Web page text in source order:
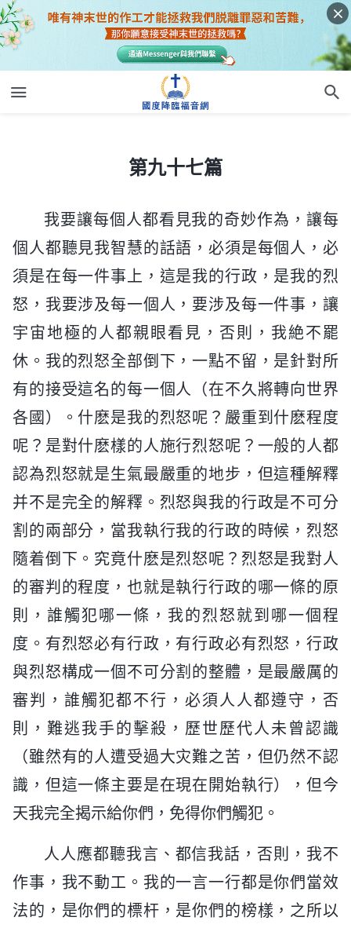
第九十七篇
我要讓每個人都看見我的奇妙作為，讓每
個人都聽見我智慧的話語，必須是每個人，必
須是在每一件事上，這是我的行政，是我的烈
怒，我要涉及每一個人，要涉及每一件事，讓
宇宙地極的人都親眼看見，否則，我絶不罷
休。我的烈怒全部倒下，一點不留，是針對所
有的接受這名的每一個人（在不久將轉向世界
各國）。什麽是我的烈怒呢？嚴重到什麽程度
呢？是對什麽樣的人施行烈怒呢？一般的人都
認為烈怒就是生氣最嚴重的地步，但這種解釋
并不是完全的解釋。烈怒與我的行政是不可分
割的兩部分，當我執行我的行政的時候，烈怒
隨着倒下。究竟什麽是烈怒呢？烈怒是我對人
的審判的程度，也就是執行行政的哪一條的原
則，誰觸犯哪一條，我的烈怒就到哪一個程
度。有烈怒必有行政，有行政必有烈怒，行政
與烈怒構成一個不可分割的整體，是最嚴厲的
審判，誰觸犯都不行，必須人人都遵守，否
則，難逃我手的擊殺，歷世歷代人未曾認識
（雖然有的人遭受過大灾難之苦，但仍然不認
識，但這一條主要是在現在開始執行），但今
天我完全揭示給你們，免得你們觸犯。
人人應都聽我言、都信我話，否則，我不
作事，我不動工。我的一言一行都是你們當效
法的，是你們的標杆，是你們的榜樣，之所以